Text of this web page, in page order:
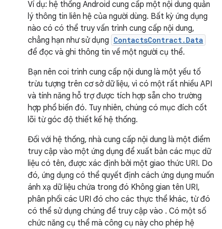
Ví dụ: hệ thống Android cung cấp một nội dung quản
lý thông tin liên hệ của người dùng. Bất kỳ ứng dụng
nào có có thể truy vấn trình cung cấp nội dung,
chẳng hạn như sử dụng ContactsContract.Data
để đọc và ghi thông tin về một người cụ thể.
Bạn nên coi trình cung cấp nội dung là một yếu tố
trừu tượng trên cơ sở dữ liệu, vì có một rất nhiều API
và tính năng hỗ trợ được tích hợp sẵn cho trường
hợp phổ biến đó. Tuy nhiên, chúng có mục đích cốt
lõi từ góc độ thiết kế hệ thống.
Đối với hệ thống, nhà cung cấp nội dung là một điểm
truy cập vào một ứng dụng để xuất bản các mục dữ
liệu có tên, được xác định bởi một giao thức URI. Do
đó, ứng dụng có thể quyết định cách ứng dụng muốn
ánh xạ dữ liệu chứa trong đó Không gian tên URI,
phân phối các URI đó cho các thực thể khác, từ đó
có thể sử dụng chúng để truy cập vào . Có một số
chức năng cụ thể mà công cụ này cho phép hệ